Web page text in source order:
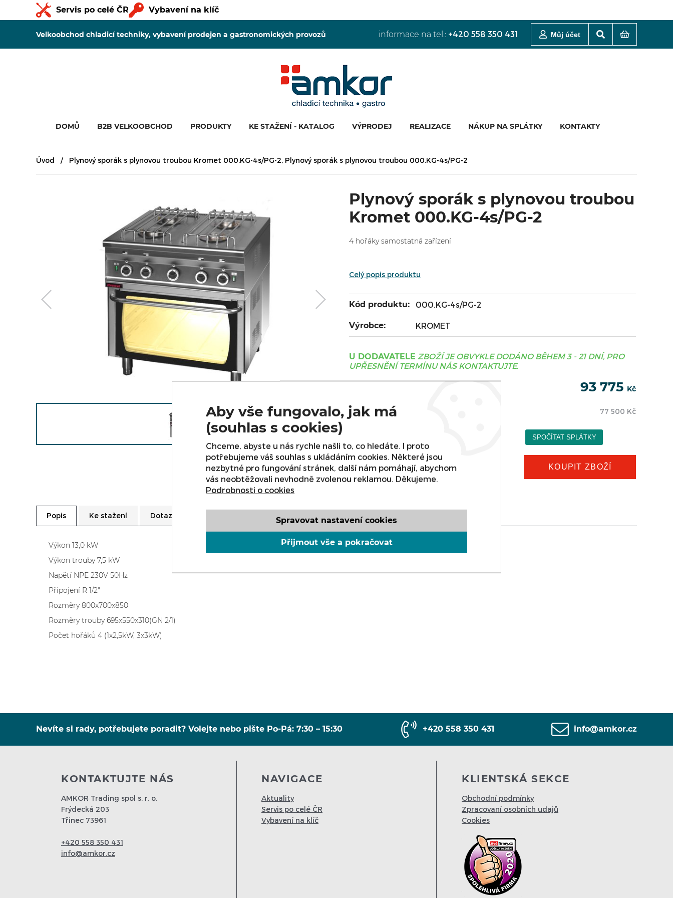
Servis po celé ČR Vybavení na klíč
Velkoobchod chladicí techniky, vybavení prodejen a gastronomických provozů informace na tel.: +420 558 350 431 Můj účet
DOMŮ B2B VELKOOBCHOD PRODUKTY KE STAŽENÍ - KATALOG VÝPRODEJ REALIZACE NÁKUP NA SPLÁTKY KONTAKTY
Úvod Plynový sporák s plynovou troubou Kromet 000.KG-4s/PG-2, Plynový sporák s plynovou troubou 000.KG-4s/PG-2
Plynový sporák s plynovou troubou
Kromet 000.KG-4s/PG-2
4 hořáky samostatná zařízení
Celý popis produktu
Kód produktu: 000.KG-4s/PG-2
Výrobce: KROMET
U DODAVATELE ZBOŽÍ JE OBVYKLE DODÁNO BĚHEM 3 - 21 DNÍ, PRO
UPŘESNĚNÍ TERMÍNU NÁS KONTAKTUJTE.
93 775 Kč
Cena bez DPH: 77 500 Kč
ks KOUPIT ZBOŽÍ
Popis Ke stažení Dotaz prodejci
Výkon 13,0 kW
Výkon trouby 7,5 kW
Napětí NPE 230V 50Hz
Připojení R 1/2"
Rozměry 800x700x850
Rozměry trouby 695x550x310(GN 2/1)
Počet hořáků 4 (1x2,5kW, 3x3kW)
Nevíte si rady, potřebujete poradit? Volejte nebo pište Po-Pá: 7:30 – 15:30 +420 558 350 431 info@amkor.cz
KONTAKTUJTE NÁS
AMKOR Trading spol s. r. o.
Frýdecká 203
Třinec 73961
+420 558 350 431
info@amkor.cz
NAVIGACE
Aktuality
Servis po celé ČR
Vybavení na klíč
KLIENTSKÁ SEKCE
Obchodní podmínky
Zpracovaní osobních udajů
Cookies
Aby vše fungovalo, jak má
(souhlas s cookies)
Chceme, abyste u nás rychle našli to, co hledáte. I proto
potřebujeme váš souhlas s ukládáním cookies. Některé jsou
nezbytné pro fungování stránek, další nám pomáhají, abychom
vás neobtěžovali nevhodně zvolenou reklamou. Děkujeme.
Podrobnosti o cookies
Spravovat nastavení cookies
Přijmout vše a pokračovat